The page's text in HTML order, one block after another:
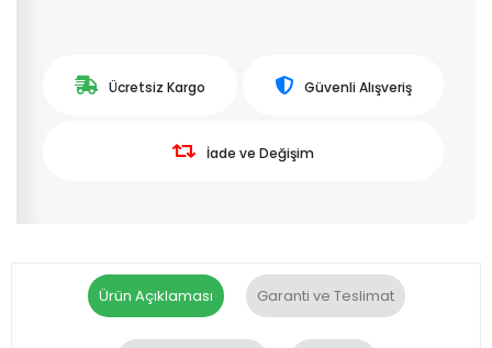
Ücretsiz Kargo Güvenli Alışveriş
İade ve Değişim
Ürün Açıklaması Garanti ve Teslimat